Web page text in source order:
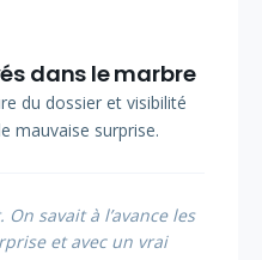
dans le marbre
du dossier et visibilité
mauvaise surprise.
savait à l’avance les
et avec un vrai